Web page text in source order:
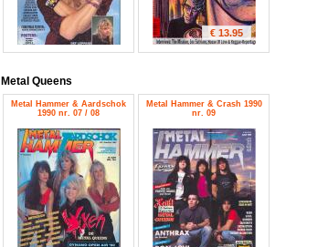
€ 13.95
Metal Queens
Metal Hammer & Aardschok
1990 nr. 07 / 08
Metal Hammer & Crash 1990
nr. 09